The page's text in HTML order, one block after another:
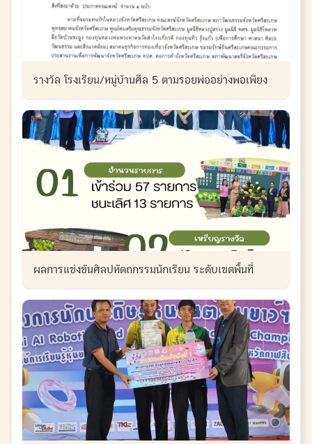
รางวัล โรงเรียน/หมู่บ้านศีล 5 ตามรอยพ่ออย่างพอเพียง
ผลการแข่งขันศิลปหัตถกรรมนักเรียน ระดับเขตพื้นที่